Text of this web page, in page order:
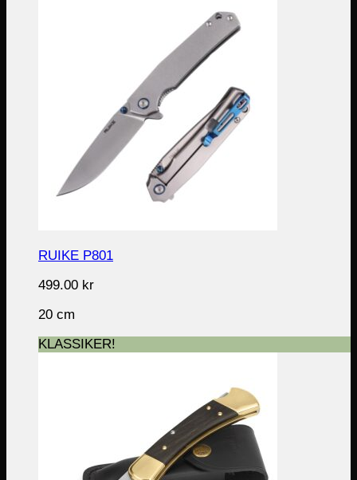
RUIKE P801
499.00 kr
20 cm
KLASSIKER!